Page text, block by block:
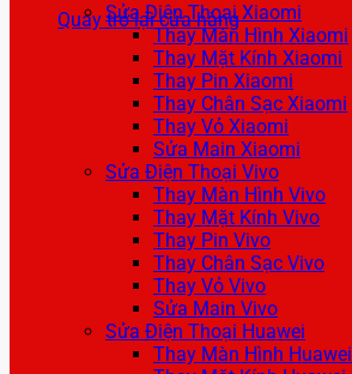
Quay trở lại cửa hàng
Sửa Điện Thoại Xiaomi
Thay Màn Hình Xiaomi
Thay Mặt Kính Xiaomi
Thay Pin Xiaomi
Thay Chân Sạc Xiaomi
Thay Vỏ Xiaomi
Sửa Main Xiaomi
Sửa Điện Thoại Vivo
Thay Màn Hình Vivo
Thay Mặt Kính Vivo
Thay Pin Vivo
Thay Chân Sạc Vivo
Thay Vỏ Vivo
Sửa Main Vivo
Sửa Điện Thoại Huawei
Thay Màn Hình Huawei